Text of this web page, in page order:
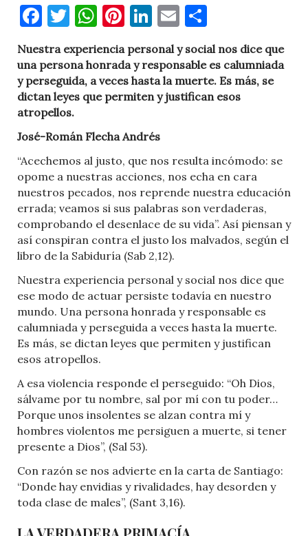
Facebook
Twitter
WhatsApp
Pinterest
LinkedIn
Email
Nuestra experiencia personal y social nos dice que
una persona honrada y responsable es calumniada
y perseguida, a veces hasta la muerte. Es más, se
dictan leyes que permiten y justifican esos
atropellos.
José-Román Flecha Andrés
“Acechemos al justo, que nos resulta incómodo: se
opome a nuestras acciones, nos echa en cara
nuestros pecados, nos reprende nuestra educación
errada; veamos si sus palabras son verdaderas,
comprobando el desenlace de su vida”. Así piensan y
así conspiran contra el justo los malvados, según el
libro de la Sabiduría (Sab 2,12).
Nuestra experiencia personal y social nos dice que
ese modo de actuar persiste todavía en nuestro
mundo. Una persona honrada y responsable es
calumniada y perseguida a veces hasta la muerte.
Es más, se dictan leyes que permiten y justifican
esos atropellos.
A esa violencia responde el perseguido: “Oh Dios,
sálvame por tu nombre, sal por mí con tu poder…
Porque unos insolentes se alzan contra mí y
hombres violentos me persiguen a muerte, si tener
presente a Dios”, (Sal 53).
Con razón se nos advierte en la carta de Santiago:
“Donde hay envidias y rivalidades, hay desorden y
toda clase de males”, (Sant 3,16).